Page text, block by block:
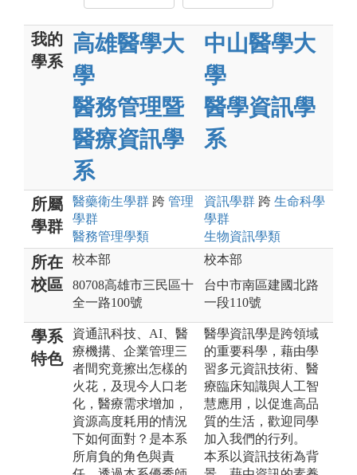
我的
學系
高雄醫學大
學
醫務管理暨
醫療資訊學
系
中山醫學大
學
醫學資訊學
系
所屬
學群
醫藥衛生學群 跨 管理
學群
醫務管理學類
資訊學群 跨 生命科學
學群
生物資訊學類
所在
校區
校本部
80708高雄市三民區十
全一路100號
校本部
台中市南區建國北路
一段110號
學系
特色
資通訊科技、AI、醫
療機搆、企業管理三
者間究竟擦出怎樣的
火花，及現今人口老
化，醫療需求增加，
資源高度耗用的情況
下如何面對？是本系
所肩負的角色與責
醫學資訊學是跨領域
的重要科學，藉由學
習多元資訊技術、醫
療臨床知識與人工智
慧應用，以促進高品
質的生活，歡迎同學
加入我們的行列。
本系以資訊技術為背